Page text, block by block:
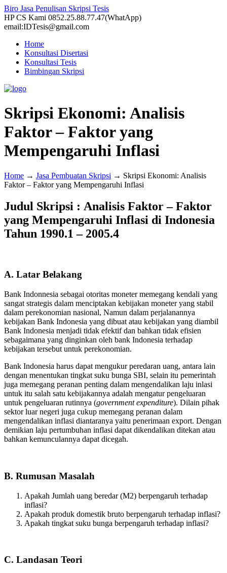
Biro Jasa Penulisan Skripsi Tesis
HP CS Kami 0852.25.88.77.47(WhatApp)
email:IDTesis@gmail.com
Home
Konsultasi Disertasi
Konsultasi Tesis
Bimbingan Skripsi
Skripsi Ekonomi: Analisis
Faktor – Faktor yang
Mempengaruhi Inflasi
Home → Jasa Pembuatan Skripsi → Skripsi Ekonomi: Analisis
Faktor – Faktor yang Mempengaruhi Inflasi
Judul Skripsi : Analisis Faktor – Faktor
yang Mempengaruhi Inflasi di Indonesia
Tahun 1990.1 – 2005.4
A. Latar Belakang
Bank Indonnesia sebagai otoritas moneter memegang kendali yang
sangat strategis dalam menciptakan kebijakan moneter yang stabil
dalam perekonomian nasional, Namun dalam perjalanannya
kebijakan Bank Indonesia yang dibuat atau kebijakan yang diambil
Bank Indonesia menjadi tidak efektif dan bahkan tidak efisien
sebagaimana yang dinginkan oleh bank Indonesia terhadap
kebijakan tersebut untuk perekonomian.
Bank Indonesia harus dapat mengukur peredaran uang, antara lain
dengan menentukan tingkat suku bunga SBI, selain itu pemerintah
juga memegang peranan penting dalam mengendalikan laju inlasi
untuk itu salah satu kebijakannya adalah mengatur pengeluaran
untuk pengeluaran rutinnya (government expenditure). Dilain pihak
sektor luar negeri juga cukup memegang peranan dalam
mengendalikan inflasi diantaranya yaitu penerimaan export. Dengan
demikian laju pertumbuhan inflasi dapat dikendalikan ditekan atau
bahkan kemunculannya dapat dicegah.
B. Rumusan Masalah
Apakah Jumlah uang beredar (M2) berpengaruh terhadap
inflasi?
Apakah produk domestik bruto berpengaruh terhadap inflasi?
Apakah tingkat suku bunga berpengaruh terhadap inflasi?
C. Landasan Teori